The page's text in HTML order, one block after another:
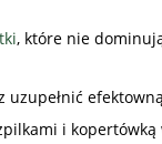
, które nie
uzupełnić
i kopertówką